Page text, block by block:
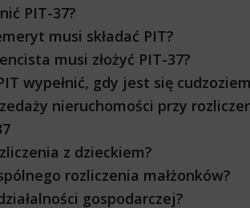
PIT-37?
musi składać PIT?
musi złożyć PIT-37?
wypełnić, gdy jest się
nieruchomości przy
z dzieckiem?
rozliczenia małżonków?
gospodarczej?